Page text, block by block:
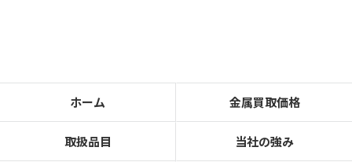
ホーム 金属買取価格
取扱品目 当社の強み